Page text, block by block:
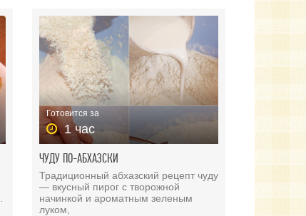
Готовится за
1 час
ЧУДУ ПО-АБХАЗСКИ
Традиционный абхазский рецепт чуду
— вкусный пирог с творожной
начинкой и ароматным зеленым
луком,